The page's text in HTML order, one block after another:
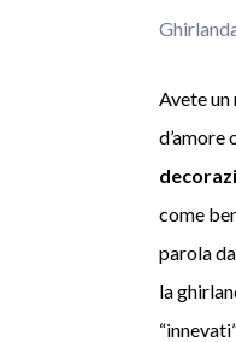
Avete
d’amore
come
parola
la